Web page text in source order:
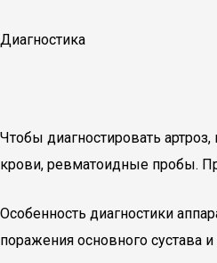
Диагностика
Чтобы диагностировать
крови, ревматоидные пробы.
Особенность диагностики
поражения основного сустава